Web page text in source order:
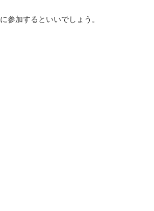
参加するといいでしょう。